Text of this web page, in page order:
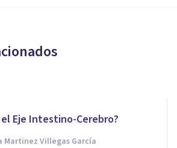
Eje Intestino-Cerebro?
Martinez Villegas García